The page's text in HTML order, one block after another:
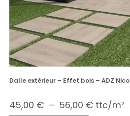
Dalle extérieur – Effet bois – ADZ Nico
45,00 € – 56,00 € ttc/m²